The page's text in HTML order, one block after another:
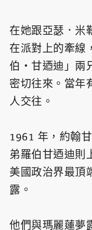
在她跟亞瑟．米
在派對上的牽線
伯・甘迺迪」兩
密切往來。當年
人交往。
1961 年，約翰
弟羅伯甘迺迪則
美國政治界最頂
露。
他們與瑪麗蓮夢